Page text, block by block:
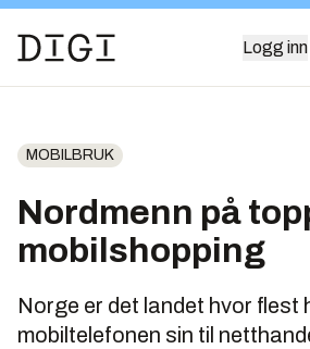
Logg inn
MOBILBRUK
Nordmenn på
mobilshopping
Norge er det landet hvor flest
mobiltelefonen sin til